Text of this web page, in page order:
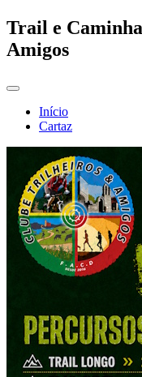
Trail e
Amigos
Início
Cartaz